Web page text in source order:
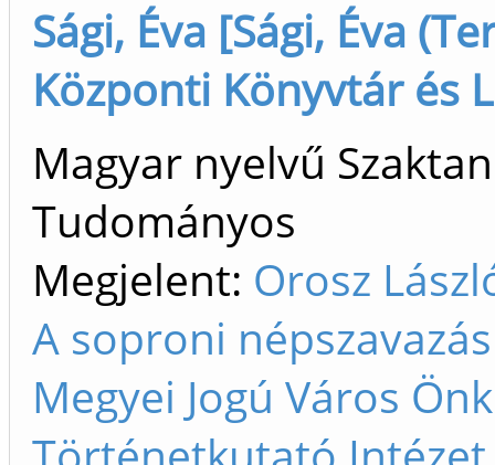
Sági, Éva [Sági, Éva
Központi Könyvtár és
Magyar nyelvű
Tudományos
Megjelent: Orosz
A soproni
Megyei Jogú Város